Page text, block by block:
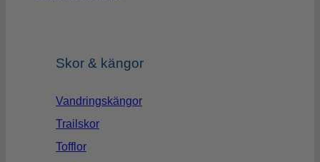
Skor & kängor
Vandringskängor
Trailskor
Tofflor